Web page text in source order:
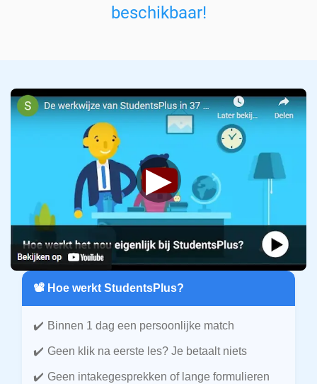
beschikbaar!
▶
📽️ Hoe werkt StudentsPlus?
Binnen 1 dag een persoonlijke match
Geen klik na eerste les? Je betaalt niets
Geen intakegesprekken of lange formulieren